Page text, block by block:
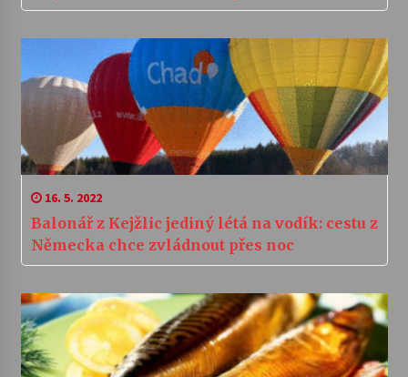
16. 5. 2022
Balonář z Kejžlic jediný létá na vodík: cestu z
Německa chce zvládnout přes noc